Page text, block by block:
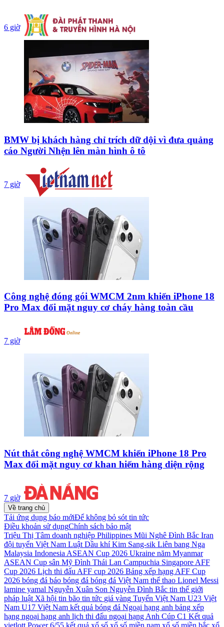
6 giờ
BMW bị khách hàng chỉ trích dữ dội vì đưa quảng
cáo Người Nhện lên màn hình ô tô
7 giờ
Công nghệ đóng gói WMCM 2nm khiến iPhone 18
Pro Max đối mặt nguy cơ cháy hàng toàn cầu
7 giờ
Nút thắt công nghệ WMCM khiến iPhone 18 Pro
Max đối mặt nguy cơ khan hiếm hàng diện rộng
7 giờ
Về trang chủ
Tải ứng dụng báo mớiĐể không bỏ sót tin tức
Điều khoản sử dụngChính sách bảo mật
Triệu Thị Tâm doanh nghiệp Philippines Mũi Nghê Đình Bắc Iran
đội tuyển Việt Nam Luật Dầu khí Kim Sang-sik Liên bang Nga
Malaysia Indonesia ASEAN Cup 2026 Ukraine năm Myanmar
ASEAN Cup sân Mỹ Đình Thái Lan Campuchia Singapore AFF
Cup 2026 Lịch thi đấu AFF cup 2026 Bảng xếp hạng AFF Cup
2026 bóng đá báo bóng đá bóng đá Việt Nam thể thao Lionel Messi
lamine yamal Nguyễn Xuân Son Nguyễn Đình Bắc tin thế giới
pháp luật Xã hội tin bão tin tức giá vàng Tuyển Việt Nam U23 Việt
Nam U17 Việt Nam kết quả bóng đá Ngoại hạng anh bảng xếp
hạng ngoại hạng anh lịch thi đấu ngoại hạng Anh Cúp C1 Kết quả
vietlott Power 6/55 kết quả xổ số xổ số miền nam xổ số miền bắc xổ